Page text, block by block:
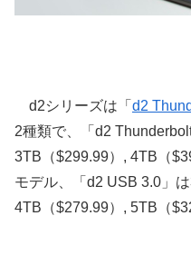
d2シリーズは「 d2
2種類で、「d2
3TB（$299.99）, 4TB（
モデル、「d2 USB 3.0」
4TB（$279.99）, 5TB（